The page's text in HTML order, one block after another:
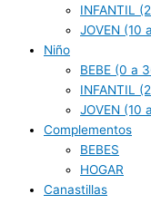
INFANTIL
JOVEN (10
Niño
BEBE (0 a
INFANTIL
JOVEN (10
Complementos
BEBES
HOGAR
Canastillas